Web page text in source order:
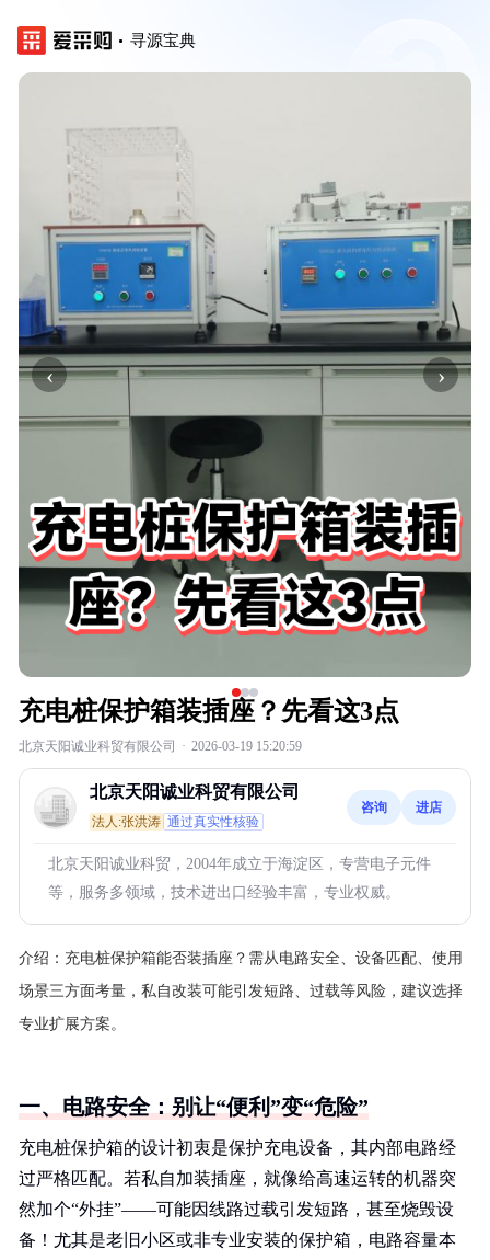
寻源宝典
‹ ›
充电桩保护箱装插座？先看这3点
北京天阳诚业科贸有限公司 · 2026-03-19 15:20:59
北京天阳诚业科贸有限公司
法人:张洪涛 通过真实性核验
咨询 进店
北京天阳诚业科贸，2004年成立于海淀区，专营电子元件
等，服务多领域，技术进出口经验丰富，专业权威。
介绍： 充电桩保护箱能否装插座？需从电路安全、设备匹配、使用
场景三方面考量，私自改装可能引发短路、过载等风险，建议选择
专业扩展方案。
一、电路安全：别让“便利”变“危险”
充电桩保护箱的设计初衷是保护充电设备，其内部电路经
过严格匹配。若私自加装插座，就像给高速运转的机器突
然加个“外挂”——可能因线路过载引发短路，甚至烧毁设
备！尤其是老旧小区或非专业安装的保护箱，电路容量本